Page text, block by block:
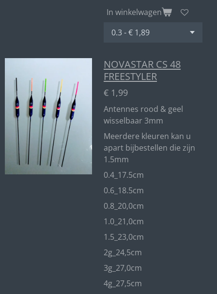
In winkelwagen
NOVASTAR CS 48
FREESTYLER
€ 1,99
Antennes rood & geel
wisselbaar 3mm
Meerdere kleuren kan u
apart bijbestellen die zijn
1.5mm
0.4_17.5cm
0.6_18.5cm
0.8_20,0cm
1.0_21,0cm
1.5_23,0cm
2g_24,5cm
3g_27,0cm
4g_27,5cm